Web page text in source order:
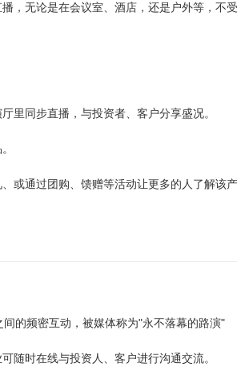
，无论是在会议室、酒店，还是户外等，不受
里同步直播，与投资者、客户分享盛况。
或通过团购、馈赠等活动让更多的人了解该产
的频密互动，被媒体称为"永不落幕的路演"
随时在线与投资人、客户进行沟通交流。